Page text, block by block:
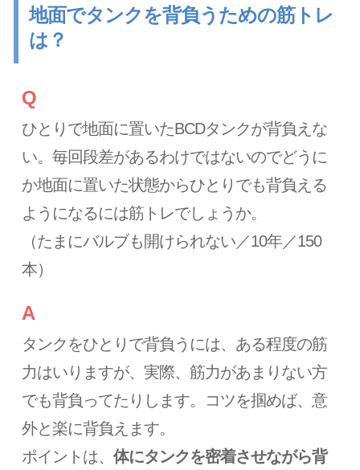
地面でタンクを背負うための筋トレ
は？
Q
ひとりで地面に置いたBCDタンクが背負えな
い。毎回段差があるわけではないのでどうに
か地面に置いた状態からひとりでも背負える
ようになるには筋トレでしょうか。
（たまにバルブも開けられない／10年／150
本）
A
タンクをひとりで背負うには、ある程度の筋
力はいりますが、実際、筋力があまりない方
でも背負ってたりします。コツを掴めば、意
外と楽に背負えます。
ポイントは、 体にタンクを密着させながら背